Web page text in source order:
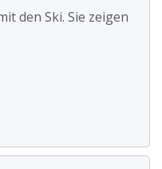
den Ski. Sie zeigen